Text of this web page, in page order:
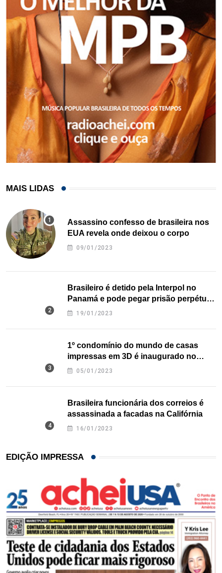
MAIS LIDAS
Assassino confesso de brasileira nos
EUA revela onde deixou o corpo
09/01/2023
Brasileiro é detido pela Interpol no
Panamá e pode pegar prisão perpétua
nos EUA
19/01/2023
1º condomínio do mundo de casas
impressas em 3D é inaugurado no
Texas
05/01/2023
Brasileira funcionária dos correios é
assassinada a facadas na Califórnia
16/01/2023
EDIÇÃO IMPRESSA